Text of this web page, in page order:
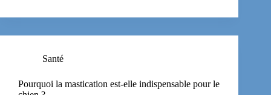
Santé
Pourquoi la mastication est-elle indispensable pour le